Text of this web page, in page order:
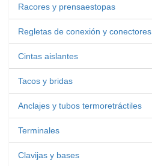
Racores y prensaestopas
Regletas de conexión y conectores
Cintas aislantes
Tacos y bridas
Anclajes y tubos termoretráctiles
Terminales
Clavijas y bases